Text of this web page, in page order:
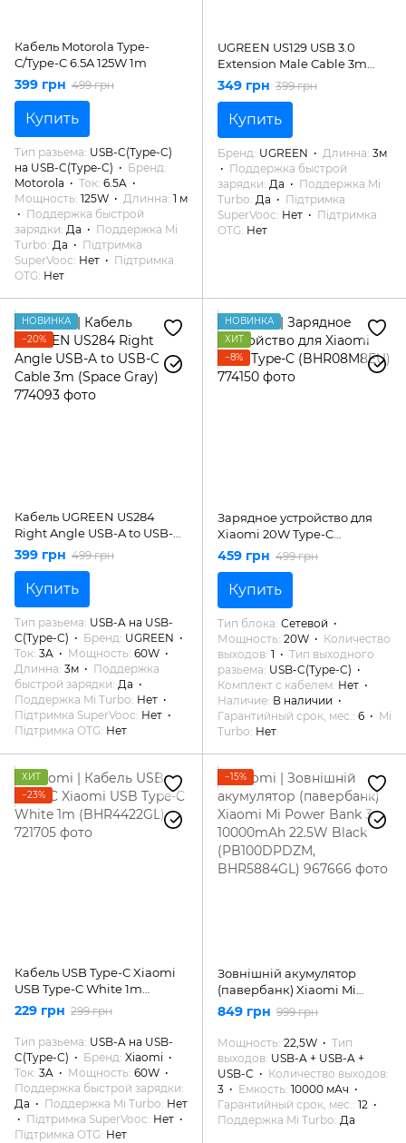
Кабель Motorola Type-
C/Type-C 6.5A 125W 1m
399 грн 499 грн
Купить
Тип разьема USB-C(Type-C)
на USB-C(Type-C)
Бренд
Motorola
Ток 6.5A
Мощность 125W Длинна 1 м
Поддержка быстрой
зарядки Да
Поддержка Mi
Turbo Да
Підтримка
SuperVooc Нет
Підтримка
OTG Нет
UGREEN US129 USB 3.0
Extension Male Cable 3m
(Black) (UGR-30127)
349 грн 399 грн
Купить
Бренд UGREEN Длинна 3м
Поддержка быстрой
зарядки Да
Поддержка Mi
Turbo Да
Підтримка
SuperVooc Нет
Підтримка
OTG Нет
НОВИНКА
−20%
Кабель UGREEN US284
Right Angle USB-A to USB-C
Cable 3m (Space Gray)
399 грн 499 грн
Купить
Тип разьема USB-A на USB-
C(Type-C)
Бренд UGREEN
Ток 3A Мощность 60W
Длинна 3м
Поддержка
быстрой зарядки Да
Поддержка Mi Turbo Нет
Підтримка SuperVooc Нет
Підтримка OTG Нет
НОВИНКА
ХИТ
−8%
Зарядное устройство для
Xiaomi 20W Type-C
(BHR08M8EU)
459 грн 499 грн
Купить
Тип блока Сетевой
Мощность 20W
Количество
выходов 1
Тип выходного
разьема USB-C(Type-C)
Комплект с кабелем Нет
Наличие В наличии
Гарантийный срок, мес. 6
Mi
Turbo Нет
ХИТ
−23%
Кабель USB Type-C Xiaomi
USB Type-C White 1m
(BHR4422GL)
229 грн 299 грн
Тип разьема USB-A на USB-
C(Type-C)
Бренд Xiaomi
Ток 3A Мощность 60W
Поддержка быстрой зарядки
Да
Поддержка Mi Turbo Нет
Підтримка SuperVooc Нет
Підтримка OTG Нет
−15%
Зовнішній акумулятор
(павербанк) Xiaomi Mi
Power Bank 3 10000mAh
22.5W Black (PB100DPDZM,
BHR5884GL)
849 грн 999 грн
Мощность 22,5W
Тип
выходов USB-A + USB-A +
USB-C
Количество выходов
3
Емкость 10000 мАч
Гарантийный срок, мес. 12
Поддержка Mi Turbo Да